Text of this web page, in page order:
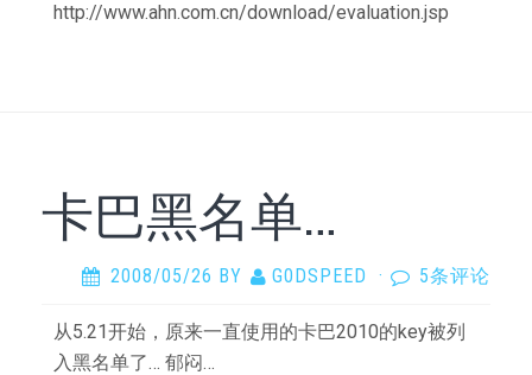
http://www.ahn.com.cn/download/evaluation.jsp
卡巴黑名单…
2008/05/26 BY G0DSPEED · 5条评论
从5.21开始，原来一直使用的卡巴2010的key被列
入黑名单了… 郁闷…